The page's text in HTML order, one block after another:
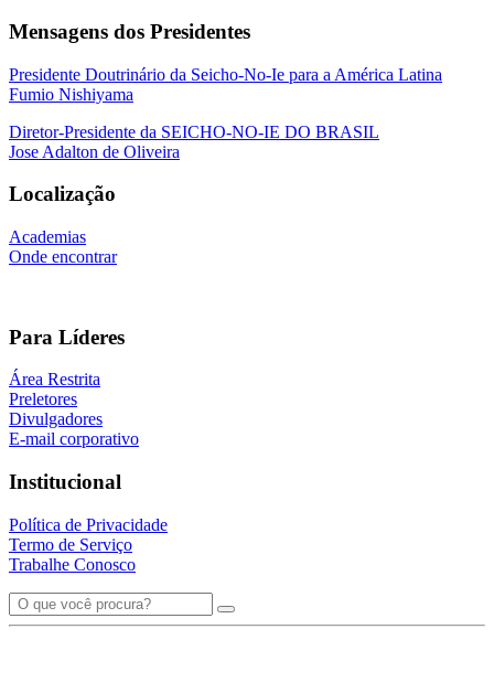
Mensagens dos Presidentes
Presidente Doutrinário da Seicho-No-Ie para a América Latina
Fumio Nishiyama
Diretor-Presidente da SEICHO-NO-IE DO BRASIL
Jose Adalton de Oliveira
Localização
Academias
Onde encontrar
Para Líderes
Área Restrita
Preletores
Divulgadores
E-mail corporativo
Institucional
Política de Privacidade
Termo de Serviço
Trabalhe Conosco